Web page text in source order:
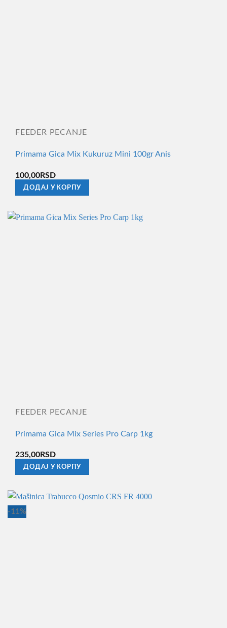
FEEDER PECANJE
Primama Gica Mix Kukuruz Mini 100gr Anis
100,00RSD
ДОДАЈ У КОРПУ
FEEDER PECANJE
Primama Gica Mix Series Pro Carp 1kg
235,00RSD
ДОДАЈ У КОРПУ
-11%